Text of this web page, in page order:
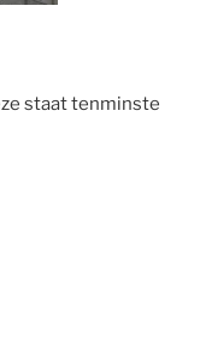
staat tenminste